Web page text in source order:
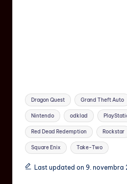
Dragon Quest Grand Theft Auto
Nintendo odklad
Red Dead Redemption Rockstar
Square Enix Take-Two
Last updated on 9. novembra